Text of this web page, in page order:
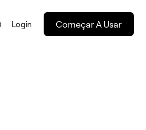
Login Começar A Usar